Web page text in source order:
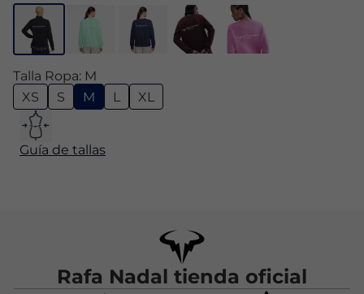
Talla Ropa: M
XS
S M L XL
Guía de tallas
Rafa Nadal tienda oficial